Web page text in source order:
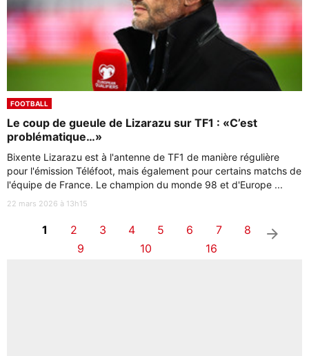
FOOTBALL
Le coup de gueule de Lizarazu sur TF1 : «C’est
problématique…»
Bixente Lizarazu est à l'antenne de TF1 de manière régulière
pour l'émission Téléfoot, mais également pour certains matchs de
l'équipe de France. Le champion du monde 98 et d'Europe ...
22 mars 2026 à 13h15
1 2 3 4 5 6 7
8
9
10 16
arrow_right